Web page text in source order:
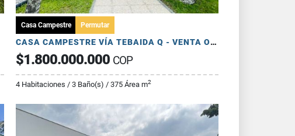
Casa Campestre Permutar
CASA CAMPESTRE VÍA TEBAIDA Q - VENTA O PERMUTA POR APTO NORTE ARMENIA
$1.800.000.000 COP
4 Habitaciones / 3 Baño(s) / 375 Área m2